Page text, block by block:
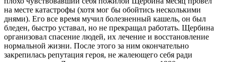
на месте катастрофы (хотя мог бы обойтись несколькими
днями). Его все время мучил болезненный кашель, он был
бледен, быстро уставал, но не прекращал работать. Щербина
организовал спасение людей, их лечение и восстановление
нормальной жизни. После этого за ним окончательно
закрепилась репутация героя, не жалеющего себя ради